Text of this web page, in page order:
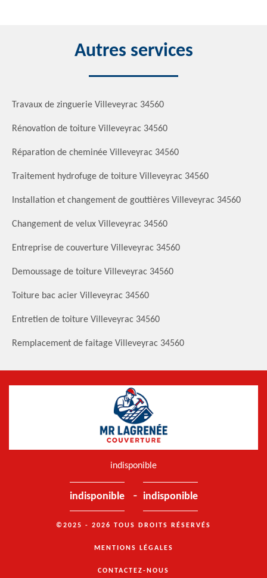
Autres services
Travaux de zinguerie Villeveyrac 34560
Rénovation de toiture Villeveyrac 34560
Réparation de cheminée Villeveyrac 34560
Traitement hydrofuge de toiture Villeveyrac 34560
Installation et changement de gouttières Villeveyrac 34560
Changement de velux Villeveyrac 34560
Entreprise de couverture Villeveyrac 34560
Demoussage de toiture Villeveyrac 34560
Toiture bac acier Villeveyrac 34560
Entretien de toiture Villeveyrac 34560
Remplacement de faitage Villeveyrac 34560
indisponible
indisponible - indisponible
©2025 - 2026 TOUS DROITS RÉSERVÉS
MENTIONS LÉGALES
CONTACTEZ-NOUS